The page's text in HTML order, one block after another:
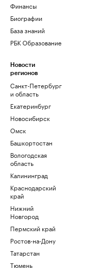
Финансы
Биографии
База знаний
РБК Образование
Новости
регионов
Санкт-Петербург
и область
Екатеринбург
Новосибирск
Омск
Башкортостан
Вологодская
область
Калининград
Краснодарский
край
Нижний
Новгород
Пермский край
Ростов-на-Дону
Татарстан
Тюмень